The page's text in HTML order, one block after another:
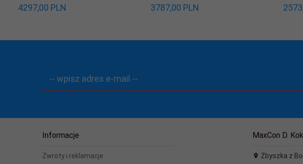
4297,00 PLN 3787,00 PLN
-- wpisz adres e-mail --
Informacje
Zwroty i reklamacje
MaxCon D.
Zbyszka z